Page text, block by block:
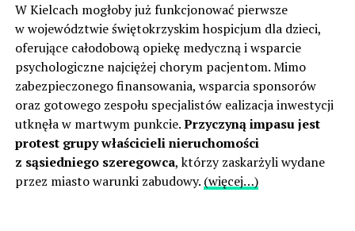
W Kielcach mogłoby już funkcjonować pierwsze
w województwie świętokrzyskim hospicjum dla dzieci,
oferujące całodobową opiekę medyczną i wsparcie
psychologiczne najciężej chorym pacjentom. Mimo
zabezpieczonego finansowania, wsparcia sponsorów
oraz gotowego zespołu specjalistów ealizacja inwestycji
utknęła w martwym punkcie.Przyczyną impasu jest
protest grupy właścicieli nieruchomości
z sąsiedniego szeregowca, którzy zaskarżyli wydane
przez miasto warunki zabudowy. (więcej…)